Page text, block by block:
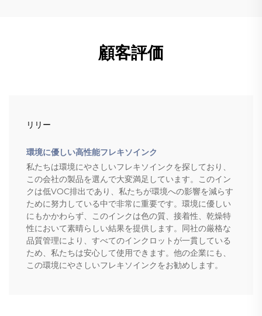
顧客評価
リリー
環境に優しい高性能フレキソインク
私たちは環境にやさしいフレキソインクを探しており、
この会社の製品を選んで大変満足しています。このイン
クは低VOC排出であり、私たちが環境への影響を減らす
ために努力している中で非常に重要です。環境に優しい
にもかかわらず、このインクは色の質、接着性、乾燥特
性において素晴らしい結果を提供します。同社の厳格な
品質管理により、すべてのインクロットが一貫している
ため、私たちは安心して使用できます。他の企業にも、
この環境にやさしいフレキソインクをお勧めします。